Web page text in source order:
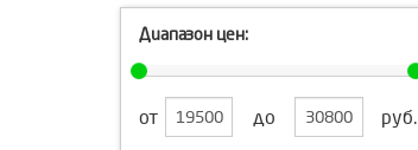
Диапазон цен:
от до руб.